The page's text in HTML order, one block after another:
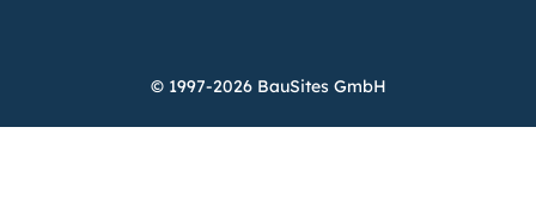
© 1997-2026 BauSites GmbH